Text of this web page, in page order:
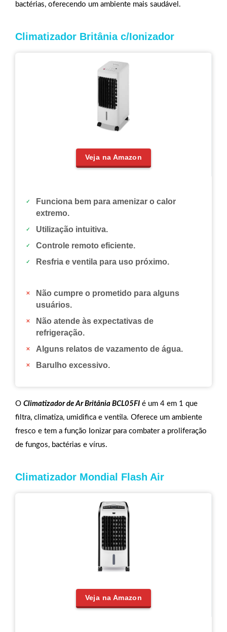
bactérias, oferecendo um ambiente mais saudável.
Climatizador Britânia c/Ionizador
Veja na Amazon
Funciona bem para amenizar o calor
extremo.
Utilização intuitiva.
Controle remoto eficiente.
Resfria e ventila para uso próximo.
Não cumpre o prometido para alguns
usuários.
Não atende às expectativas de
refrigeração.
Alguns relatos de vazamento de água.
Barulho excessivo.
O Climatizador de Ar Britânia BCL05FI é um 4 em 1 que
filtra, climatiza, umidifica e ventila. Oferece um ambiente
fresco e tem a função Ionizar para combater a proliferação
de fungos, bactérias e vírus.
Climatizador Mondial Flash Air
Veja na Amazon